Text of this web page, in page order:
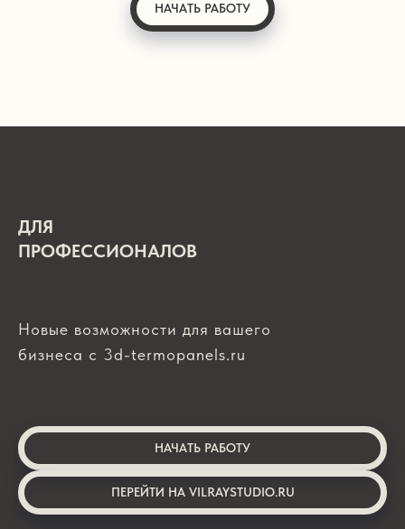
НАЧАТЬ РАБОТУ
ДЛЯ
ПРОФЕССИОНАЛОВ
Новые возможности для вашего
бизнеса с 3d-termopanels.ru
НАЧАТЬ РАБОТУ
ПЕРЕЙТИ НА VILRAYSTUDIO.RU